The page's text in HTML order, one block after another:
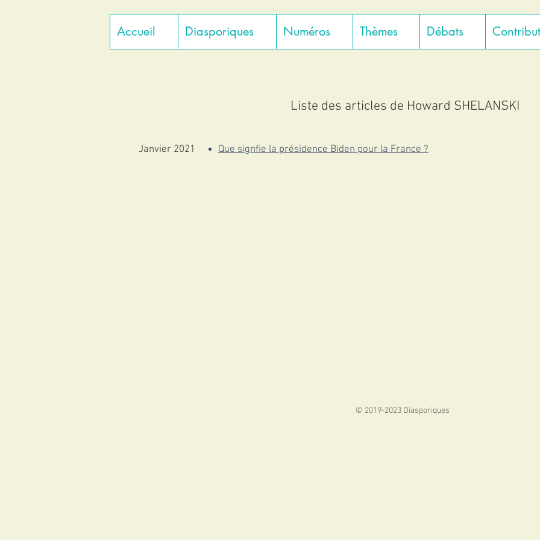
Accueil Diasporiques Numéros Thèmes Débats
Liste des articles de Howard SHELANSKI
Que signfie la présidence Biden pour la France ?
Janvier 2021
© 2019-2023 Diasporiques